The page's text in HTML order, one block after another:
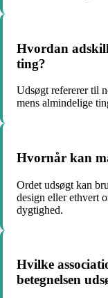
Hvordan
ting?
Udsøgt refererer til
mens almindelige
Hvornår kan
Ordet udsøgt kan
design eller ethvert
dygtighed.
Hvilke
betegnelsen